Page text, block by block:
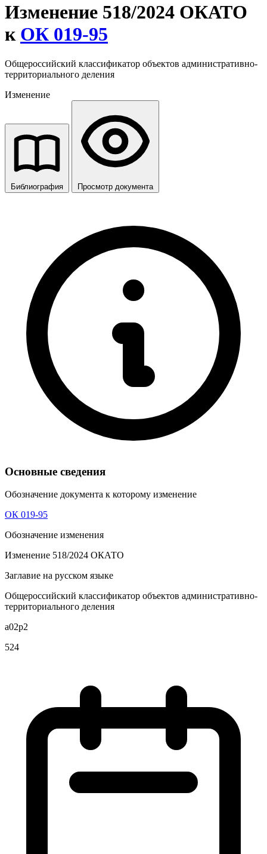
Изменение 518/2024 ОКАТО
к ОК 019-95
Общероссийский классификатор объектов административно-
территориального деления
Изменение
Библиография Просмотр документа
Основные сведения
Обозначение документа к которому изменение
ОК 019-95
Обозначение изменения
Изменение 518/2024 ОКАТО
Заглавие на русском языке
Общероссийский классификатор объектов административно-
территориального деления
a02p2
524